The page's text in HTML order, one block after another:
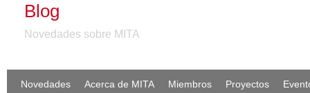
Blog
Novedades sobre MITA
Novedades Acerca de MITA Miembros Proyectos